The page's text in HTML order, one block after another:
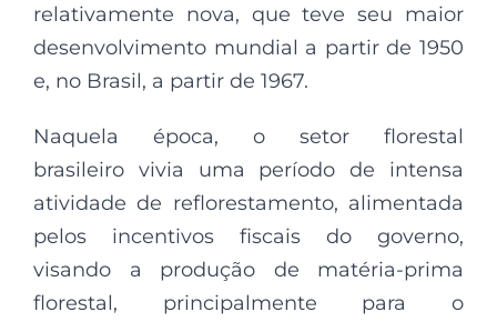
relativamente nova, que teve seu maior
desenvolvimento mundial a partir de 1950
e, no Brasil, a partir de 1967.
Naquela época, o setor florestal
brasileiro vivia uma período de intensa
atividade de reflorestamento, alimentada
pelos incentivos fiscais do governo,
visando a produção de matéria-prima
florestal, principalmente para o